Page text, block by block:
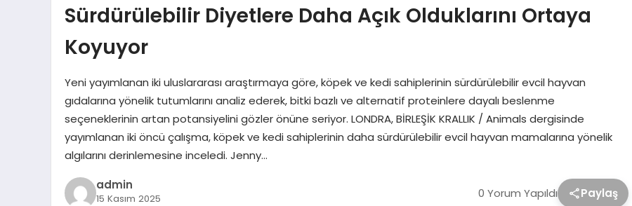
Sürdürülebilir Diyetlere Daha Açık Olduklarını Ortaya
Koyuyor
Yeni yayımlanan iki uluslararası araştırmaya göre, köpek ve kedi sahiplerinin sürdürülebilir evcil hayvan
gıdalarına yönelik tutumlarını analiz ederek, bitki bazlı ve alternatif proteinlere dayalı beslenme
seçeneklerinin artan potansiyelini gözler önüne seriyor. LONDRA, BİRLEŞİK KRALLIK / Animals dergisinde
yayımlanan iki öncü çalışma, köpek ve kedi sahiplerinin daha sürdürülebilir evcil hayvan mamalarına yönelik
algılarını derinlemesine inceledi. Jenny…
admin
15 Kasım 2025 0 Yorum Yapıldı Paylaş